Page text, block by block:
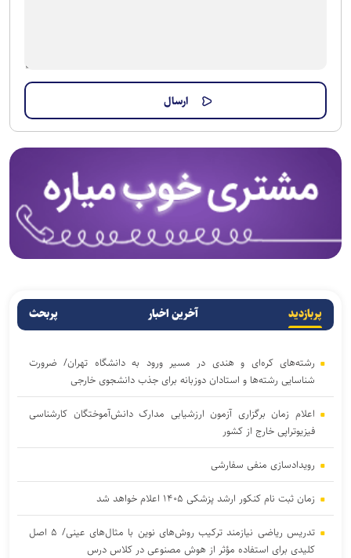
پربازدید آخرین اخبار پربحث
رشته‌های کره‌ای و هندی در مسیر ورود به دانشگاه تهران/ ضرورت
شناسایی رشته‌ها و استادان دوزبانه برای جذب دانشجوی خارجی
اعلام زمان برگزاری آزمون ارزشیابی مدارک دانش‌آموختگان کارشناسی
فیزیوتراپی خارج از کشور
رویدادسازی منفی سفارشی
زمان ثبت نام کنکور ارشد پزشکی ۱۴۰۵ اعلام خواهد شد
تدریس ریاضی نیازمند ترکیب روش‌های نوین با مثال‌های عینی/ ۵ اصل
کلیدی برای استفاده مؤثر از هوش مصنوعی در کلاس درس